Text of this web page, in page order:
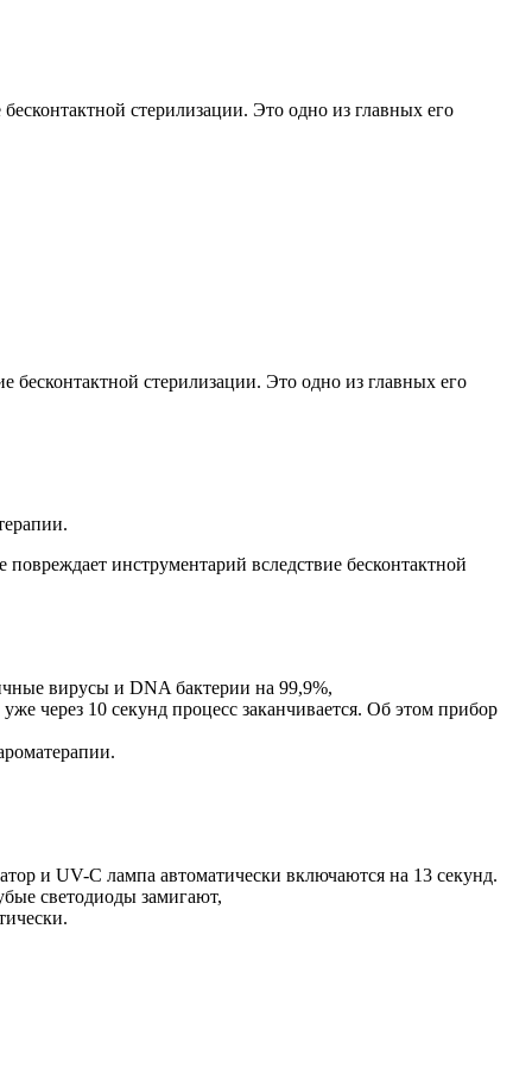
стерилизации. Это одно из главных его
стерилизации. Это одно из главных его
инструментарий вследствие бесконтактной
вирусы и DNA бактерии на 99,9%,
через 10 секунд процесс заканчивается. Об этом прибор
и UV-C лампа автоматически включаются на 13 секунд.
светодиоды замигают,